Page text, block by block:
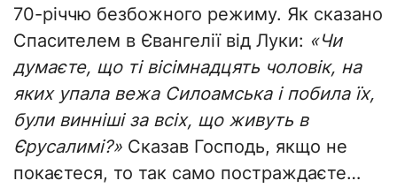
70-річчю безбожного режиму. Як сказано
Спасителем в Євангелії від Луки: «Чи
думаєте, що ті вісімнадцять чоловік, на
яких упала вежа Силоамська і побила їх,
були винніші за всіх, що живуть в
Єрусалимі?» Сказав Господь, якщо не
покаєтеся, то так само постраждаєте…